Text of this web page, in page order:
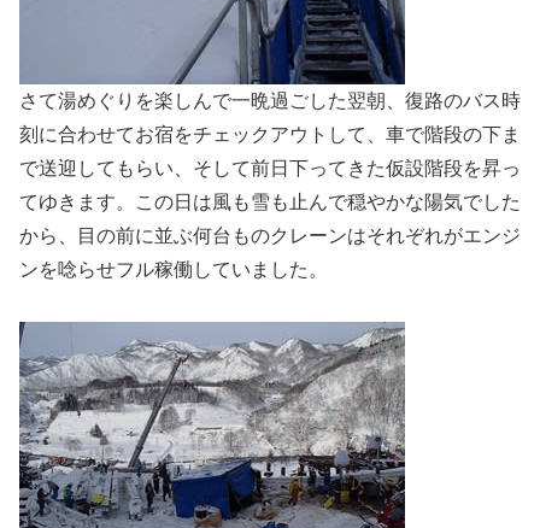
さて湯めぐりを楽しんで一晩過ごした翌朝、復路のバス時
刻に合わせてお宿をチェックアウトして、車で階段の下ま
で送迎してもらい、そして前日下ってきた仮設階段を昇っ
てゆきます。この日は風も雪も止んで穏やかな陽気でした
から、目の前に並ぶ何台ものクレーンはそれぞれがエンジ
ンを唸らせフル稼働していました。